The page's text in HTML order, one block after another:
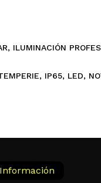
, ILUMINACIÓN
, IP65, LED,
Información